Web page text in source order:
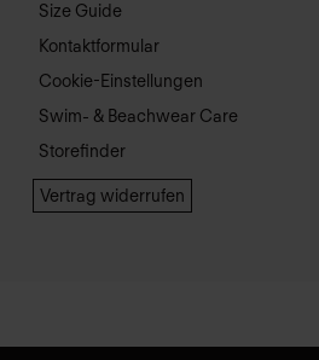
Size Guide
Kontaktformular
Cookie-Einstellungen
Swim- & Beachwear Care
Storefinder
Vertrag widerrufen